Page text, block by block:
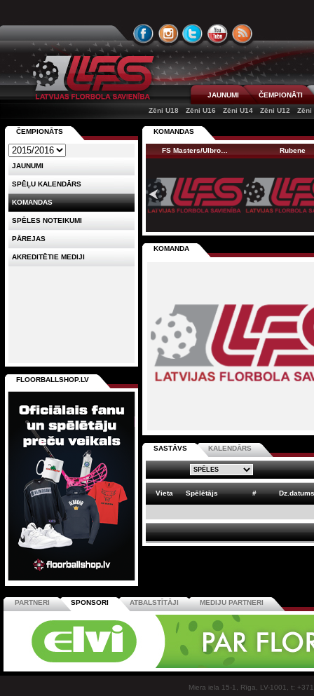
JAUNUMI
ČEMPIONĀTI
Zēni U18
Zēni U16 Zēni U14 Zēni U12 Zēni
KOMANDAS
FS Masters/Ulbro… Rubene
KOMANDA
SASTĀVS KALENDĀRS
Vieta Spēlētājs # Dz.datums
ČEMPIONĀTS
JAUNUMI
SPĒĻU KALENDĀRS
KOMANDAS
SPĒLES NOTEIKUMI
PĀREJAS
AKREDITĒTIE MEDIJI
FLOORBALLSHOP.LV
PARTNERI SPONSORI ATBALSTĪTĀJI MEDIJU PARTNERI
Miera iela 15-1, Rīga, LV-1001, t: